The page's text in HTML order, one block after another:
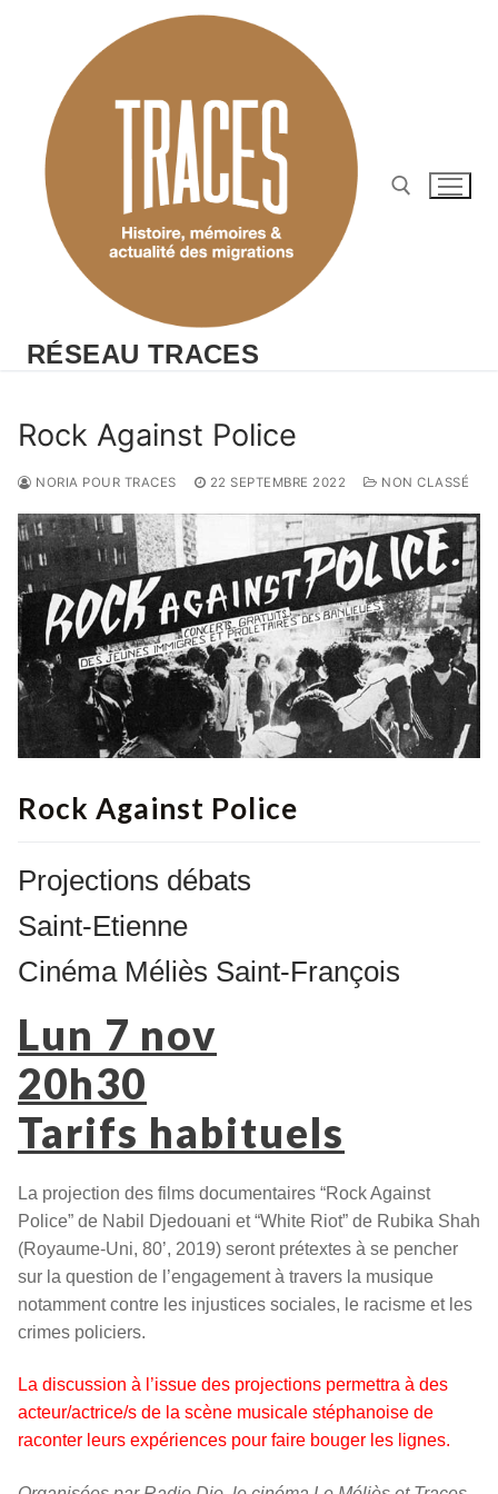
RÉSEAU TRACES
Rock Against Police
NORIA POUR TRACES 22 SEPTEMBRE 2022 NON CLASSÉ
Rock Against Police
Projections débats
Saint-Etienne
Cinéma Méliès Saint-François
Lun 7 nov
20h30
Tarifs habituels
La projection des films documentaires “Rock Against
Police” de Nabil Djedouani et “White Riot” de Rubika Shah
(Royaume-Uni, 80’, 2019) seront prétextes à se pencher
sur la question de l’engagement à travers la musique
notamment contre les injustices sociales, le racisme et les
crimes policiers.
La discussion à l’issue des projections permettra à des
acteur/actrice/s de la scène musicale stéphanoise de
raconter leurs expériences pour faire bouger les lignes.